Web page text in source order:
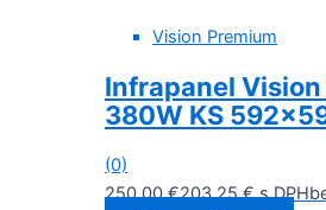
Vision Premium
Infrapanel Vision
380W KS
(0)
250,00€203,25€ s DPH